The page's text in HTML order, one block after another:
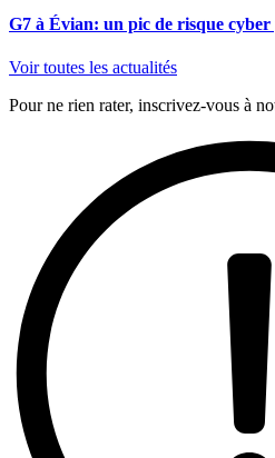
G7 à Évian: un pic de risque cyber
Voir toutes les actualités
Pour ne rien rater, inscrivez-vous à